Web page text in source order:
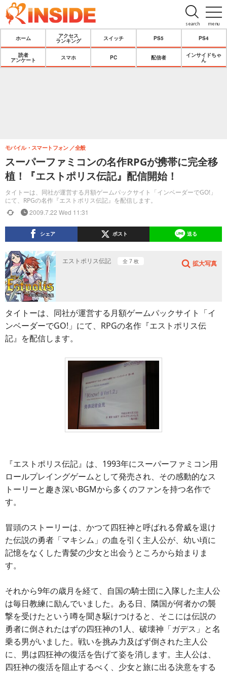
menu
search
ホーム
アクセス
ランキング
スイッチ PS5 PS4
読者
アンケート
スマホ PC 配信者
インサイドちゃ
ん
スーパーファミコンの名作RPGが携帯に完全移
植！『エストポリス伝記』配信開始！
タイトーは、同社が運営する月額ゲームパックサイト「インベーダーでGO!」
にて、RPGの名作『エストポリス伝記』を配信します。
モバイル・スマートフォン 全般
2009.7.22 Wed 11:31
シェア ポスト 送る
エストポリス伝記 全 7 枚 拡大写真
タイトーは、同社が運営する月額ゲームパックサイト「イ
ンベーダーでGO!」にて、RPGの名作『エストポリス伝
記』を配信します。
『エストポリス伝記』は、1993年にスーパーファミコン用
ロールプレイングゲームとして発売され、その感動的なス
トーリーと趣き深いBGMから多くのファンを持つ名作で
す。
冒頭のストーリーは、かつて四狂神と呼ばれる脅威を退け
た伝説の勇者「マキシム」の血を引く主人公が、幼い頃に
記憶をなくした青髪の少女と出会うところから始まりま
す。
それから9年の歳月を経て、自国の騎士団に入隊した主人公
は毎日教練に励んでいました。ある日、隣国が何者かの襲
撃を受けたという噂を聞き駆けつけると、そこには伝説の
勇者に倒されたはずの四狂神の1人、破壊神「ガデス」と名
乗る男がいました。戦いを挑み力及ばず倒された主人公
に、男は四狂神の復活を告げて姿を消します。主人公は、
四狂神の復活を阻止するべく、少女と旅に出る決意をする